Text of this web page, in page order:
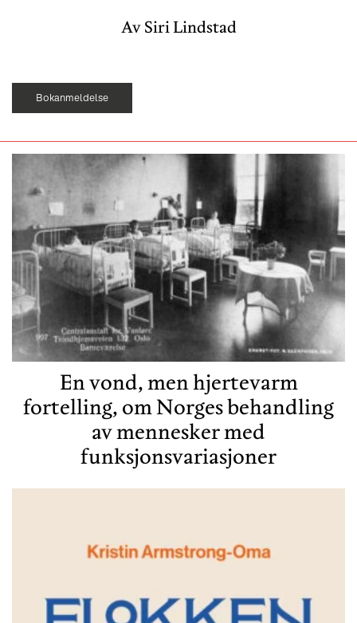
Av Siri Lindstad
Bokanmeldelse
En vond, men hjertevarm
fortelling, om Norges behandling
av mennesker med
funksjonsvariasjoner